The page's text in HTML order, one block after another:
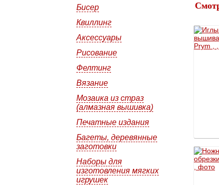
Бисер
Квиллинг
Аксессуары
Рисование
Фелтинг
Вязание
Мозаика из страз
(алмазная вышивка)
Печатные издания
Багеты, деревянные
заготовки
Наборы для
изготовления мягких
игрушек